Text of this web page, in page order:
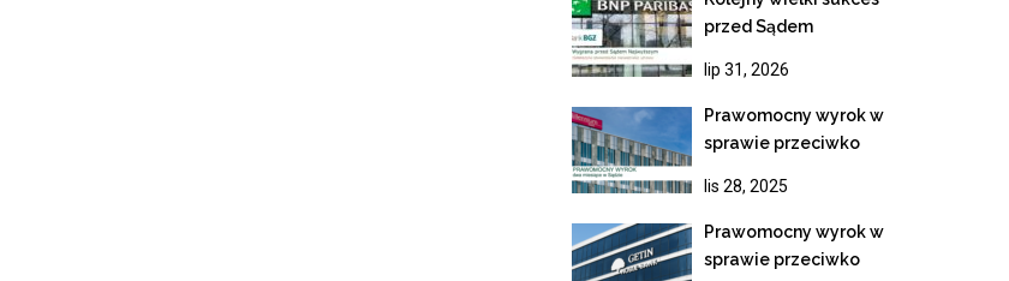
przed Sądem
Wygrana z BNP
Paribas i ostateczne
unieważnienie
lip 31, 2026
Prawomocny wyrok w
sprawie przeciwko
Rekordowe tempo
rozpoznania apelacji
lis 28, 2025
Prawomocny wyrok w
sprawie przeciwko